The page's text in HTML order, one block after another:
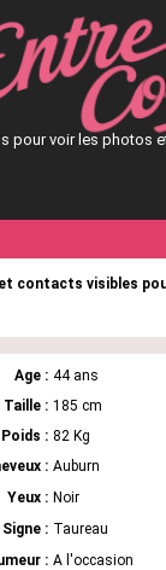
pour voir les photos
contacts visibles
Age : 44 ans
Taille : 185 cm
Poids : 82 Kg
: Auburn
Yeux : Noir
Signe : Taureau
: A l'occasion